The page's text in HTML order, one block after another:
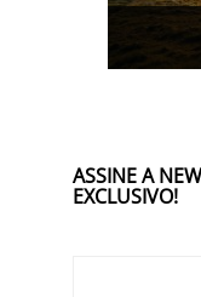
ASSINE A
EXCLUSIVO!